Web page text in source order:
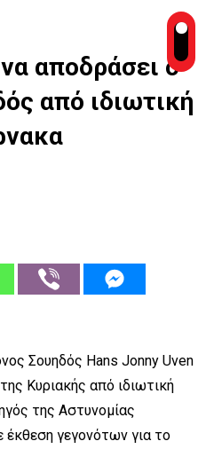
αποδράσει ο
από ιδιωτική
Σουηδός Hans Jonny Uven
Κυριακής από ιδιωτική
της Αστυνομίας
γεγονότων για το